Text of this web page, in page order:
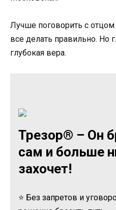
Лучше поговорить с отцом
все делать правильно. Но
глубокая вера.
Трезор® – Он
сам и больше
захочет!
⭐ Без запретов и